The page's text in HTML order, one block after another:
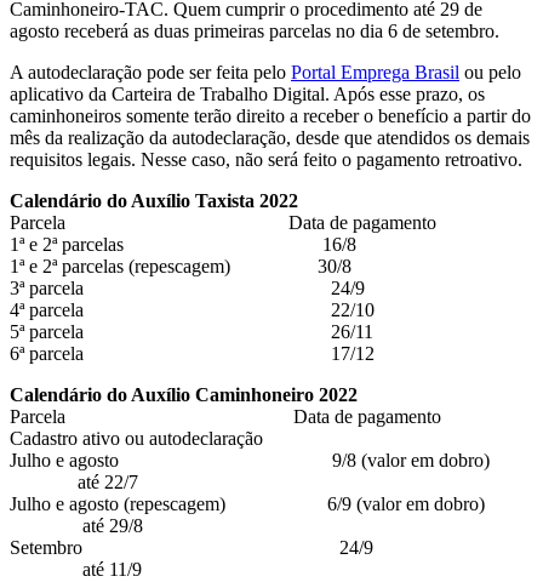
Caminhoneiro-TAC. Quem cumprir o procedimento até 29 de
agosto receberá as duas primeiras parcelas no dia 6 de setembro.
A autodeclaração pode ser feita pelo Portal Emprega Brasil ou pelo
aplicativo da Carteira de Trabalho Digital. Após esse prazo, os
caminhoneiros somente terão direito a receber o benefício a partir do
mês da realização da autodeclaração, desde que atendidos os demais
requisitos legais. Nesse caso, não será feito o pagamento retroativo.
Calendário do Auxílio Taxista 2022
Parcela Data de pagamento
1ª e 2ª parcelas 16/8
1ª e 2ª parcelas (repescagem) 30/8
3ª parcela 24/9
4ª parcela 22/10
5ª parcela 26/11
6ª parcela 17/12
Calendário do Auxílio Caminhoneiro 2022
Parcela Data de pagamento
Cadastro ativo ou autodeclaração
Julho e agosto 9/8 (valor em dobro)
até 22/7
Julho e agosto (repescagem) 6/9 (valor em dobro)
até 29/8
Setembro 24/9
até 11/9